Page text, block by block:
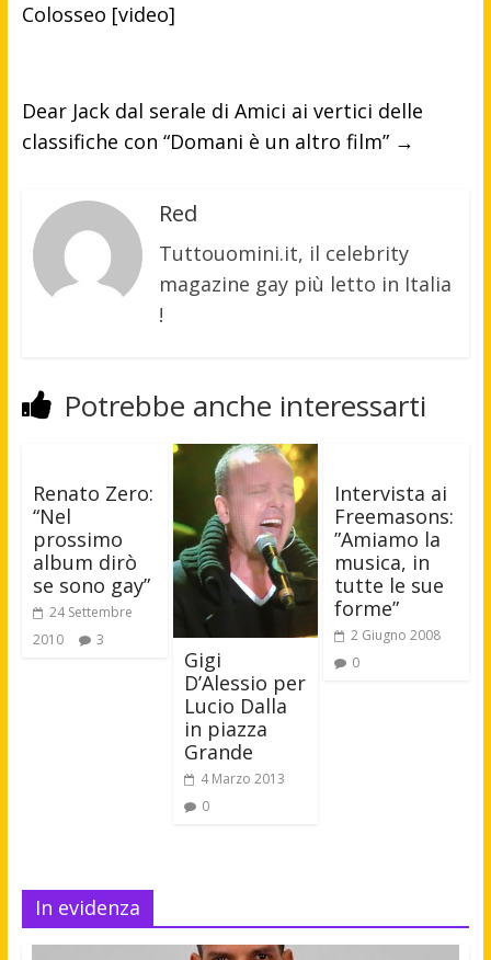
Colosseo [video]
Dear Jack dal serale di Amici ai vertici delle
classifiche con “Domani è un altro film” →
Red
Tuttouomini.it, il celebrity
magazine gay più letto in Italia
!
Potrebbe anche interessarti
Renato Zero:
“Nel
prossimo
album dirò
se sono gay”
24 Settembre
2010
3
Gigi
D’Alessio per
Lucio Dalla
in piazza
Grande
4 Marzo 2013
0
Intervista ai
Freemasons:
”Amiamo la
musica, in
tutte le sue
forme”
2 Giugno 2008
0
In evidenza